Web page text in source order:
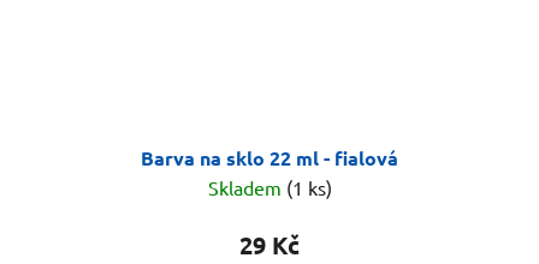
Barva na sklo 22 ml - fialová
Skladem (1 ks)
29 Kč